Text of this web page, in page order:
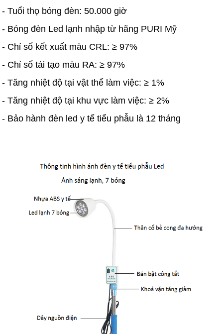
- Tuổi thọ bóng đèn: 50.000 giờ
- Bóng đèn Led lạnh nhập từ hãng PURI Mỹ
- Chỉ số kết xuất màu CRL: ≥ 97%
- Chỉ số tái tạo màu RA: ≥ 97%
- Tăng nhiệt độ tại vật thể làm việc: ≥ 1%
- Tăng nhiệt độ tại khu vực làm việc: ≥ 2%
- Bảo hành đèn led y tế tiểu phẫu là 12 tháng